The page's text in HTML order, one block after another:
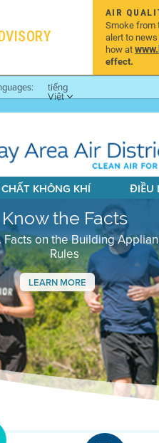
AIR
Smoke from
alert to
how at
effect.
tiếng
Việt
KHÔNG KHÍ ĐIỀU
Know the Facts
Facts on the Building
Rules
LEARN MORE
Clean HEET